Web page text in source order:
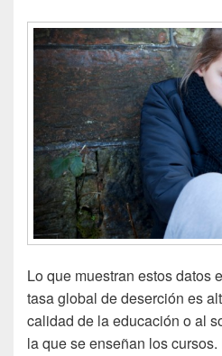
Lo que muestran estos datos
tasa global de deserción es
calidad de la educación o al
la que se enseñan los